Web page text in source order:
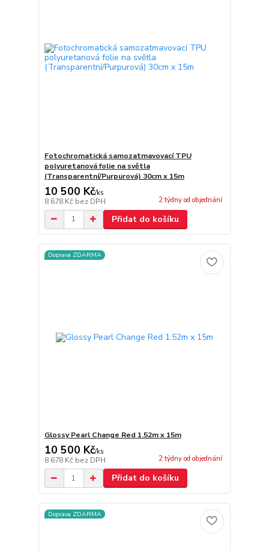
Fotochromatická samozatmavovací TPU
polyuretanová folie na světla
(Transparentní/Purpurová) 30cm x 15m
10 500 Kč/ks
8 678 Kč bez DPH 2 týdny od objednání
Přidat do košíku
Doprava ZDARMA
Glossy Pearl Change Red 1.52m x 15m
10 500 Kč/ks
8 678 Kč bez DPH 2 týdny od objednání
Přidat do košíku
Doprava ZDARMA